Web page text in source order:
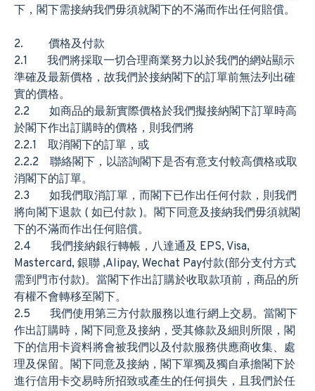
下，閣下需接納我們毋須就閣下的不滿而作出任何賠償。
2. 價格及付款
2.1 我們將採取一切合理商業努力以於我們的網站顯示
準確及最新價格，故我們於接納閣下的訂單前無法列出確
實的價格。
2.2 如商品的最新實際價格於我們擬接納閣下訂單時高
於閣下作出訂購時的價格，則我們將
2.2.1 取消閣下的訂單，或
2.2.2 聯絡閣下，以諮詢閣下是否有意支付較高價格或取
消閣下的訂單。
2.3 如我們取消訂單，而閣下已作出任何付款，則我們
將向閣下退款 ( 如已付款 )。閣下同意及接納我們毋須就閣
下的不滿而作出任何賠償。
2.4 我們接納銀行轉帳，八達通及 EPS, Visa,
Mastercard, 銀聯 ,Alipay, Wechat Pay付款(部分支付方式
需到門市付款)。當閣下作出訂購於收取款項前，商品的所
有權不會轉移至閣下。
2.5 我們使用第三方付款服務以進行網上交易。當閣下
作出訂購時，閣下同意及接納，受其條款及細則所限，閣
下的信用卡資料將會被我們以及付款服務供應商收集、處
理及保留。閣下同意及接納，閣下單獨及獨自承擔閣下於
進行信用卡交易時所招致或產生的任何損失，且我們於任